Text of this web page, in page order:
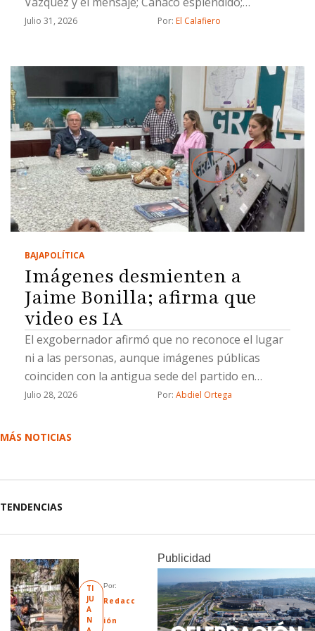
Evangelina Moreno, lengua larga y un Socavón de
Julio 31, 2026 Por: El Calafiero
BAJAPOLÍTICA
Imágenes desmienten a
Jaime Bonilla; afirma que
video es IA
El exgobernador afirmó que no reconoce el lugar
ni a las personas, aunque imágenes públicas
coinciden con la antigua sede del partido en
Mexicali
Julio 28, 2026 Por: Abdiel Ortega
MÁS NOTICIAS
TENDENCIAS
TI
JU
A
N
Por:
Redacc
ión
Publicidad